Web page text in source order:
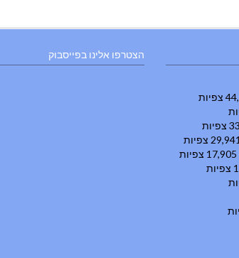
הצטרפו אלינו בפייסבוק